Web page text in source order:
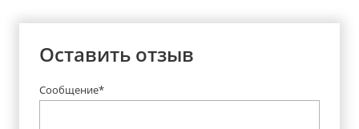
Оставить отзыв
Сообщение*